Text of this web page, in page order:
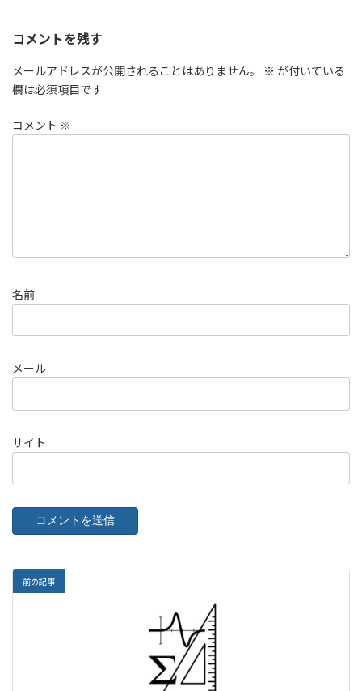
コメントを残す
メールアドレスが公開されることはありません。 ※ が付いている
欄は必須項目です
コメント ※
名前
メール
サイト
前の記事